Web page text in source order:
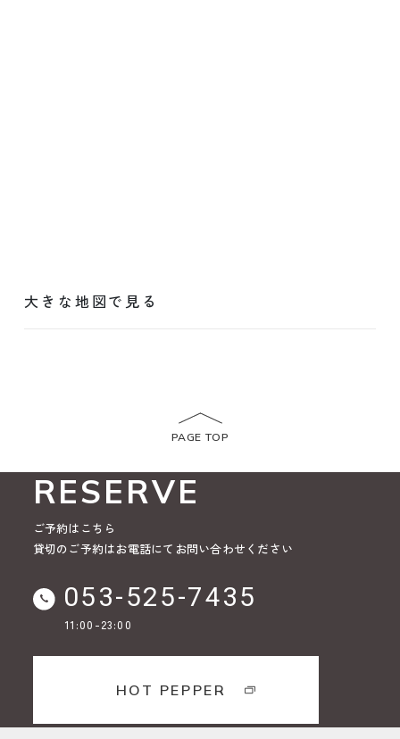
大きな地図で見る
PAGE TOP
RESERVE
ご予約はこちら
貸切のご予約はお電話にてお問い合わせください
053-525-7435
11:00-23:00
HOT PEPPER